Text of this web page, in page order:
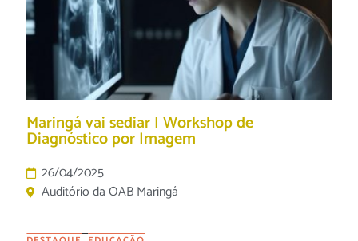
Maringá vai sediar I Workshop de
Diagnóstico por Imagem
26/04/2025
Auditório da OAB Maringá